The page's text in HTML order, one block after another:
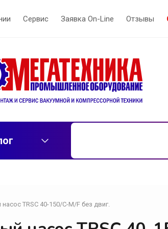
Сервис Заявка On-Line Отзывы
TRSC 40-150/C-М/F без двиг.